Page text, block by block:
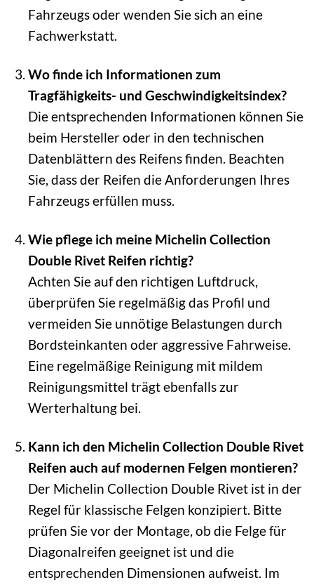
Fahrzeugs oder wenden Sie sich an eine
Fachwerkstatt.
Wo finde ich Informationen zum
Tragfähigkeits- und Geschwindigkeitsindex?
Die entsprechenden Informationen können Sie
beim Hersteller oder in den technischen
Datenblättern des Reifens finden. Beachten
Sie, dass der Reifen die Anforderungen Ihres
Fahrzeugs erfüllen muss.
Wie pflege ich meine Michelin Collection
Double Rivet Reifen richtig?
Achten Sie auf den richtigen Luftdruck,
überprüfen Sie regelmäßig das Profil und
vermeiden Sie unnötige Belastungen durch
Bordsteinkanten oder aggressive Fahrweise.
Eine regelmäßige Reinigung mit mildem
Reinigungsmittel trägt ebenfalls zur
Werterhaltung bei.
Kann ich den Michelin Collection Double Rivet
Reifen auch auf modernen Felgen montieren?
Der Michelin Collection Double Rivet ist in der
Regel für klassische Felgen konzipiert. Bitte
prüfen Sie vor der Montage, ob die Felge für
Diagonalreifen geeignet ist und die
entsprechenden Dimensionen aufweist. Im